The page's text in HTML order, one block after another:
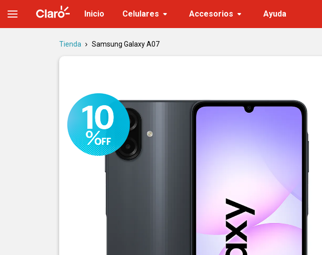
Inicio Celulares Accesorios Ayuda
Tienda Samsung Galaxy A07
Samsung Galaxy A07 | Precio, características y versiones